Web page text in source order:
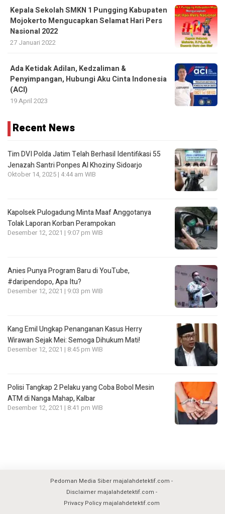
Kepala Sekolah SMKN 1 Pungging Kabupaten
Mojokerto Mengucapkan Selamat Hari Pers
Nasional 2022
27 Januari 2022
Ada Ketidak Adilan, Kedzaliman &
Penyimpangan, Hubungi Aku Cinta Indonesia
(ACI)
19 April 2023
Recent News
Tim DVI Polda Jatim Telah Berhasil Identifikasi 55
Jenazah Santri Ponpes Al Khoziny Sidoarjo
Oktober 14, 2025 | 4:44 am WIB
Kapolsek Pulogadung Minta Maaf Anggotanya
Tolak Laporan Korban Perampokan
Desember 12, 2021 | 9:07 pm WIB
Anies Punya Program Baru di YouTube,
#daripendopo, Apa Itu?
Desember 12, 2021 | 9:03 pm WIB
Kang Emil Ungkap Penanganan Kasus Herry
Wirawan Sejak Mei: Semoga Dihukum Mati!
Desember 12, 2021 | 8:45 pm WIB
Polisi Tangkap 2 Pelaku yang Coba Bobol Mesin
ATM di Nanga Mahap, Kalbar
Desember 12, 2021 | 8:41 pm WIB
Pedoman Media Siber majalahdetektif.com
Disclaimer majalahdetektif.com
Privacy Policy majalahdetektif.com